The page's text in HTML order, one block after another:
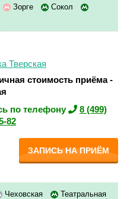
Зорге
Сокол
Тверская
стоимость приёма -
по телефону
8 (499)
82
ЗАПИСЬ НА ПРИЁМ
Чеховская
Театральная